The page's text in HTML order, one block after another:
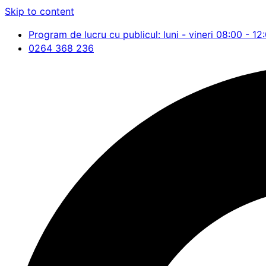
Skip to content
Program de lucru cu publicul: luni - vineri 08:00 -
0264 368 236